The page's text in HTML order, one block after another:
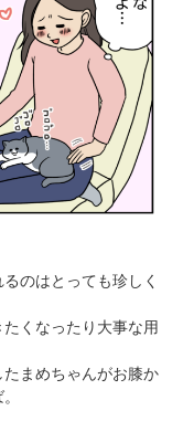
のはとっても珍しく
くなったり大事な用
まめちゃんがお膝か